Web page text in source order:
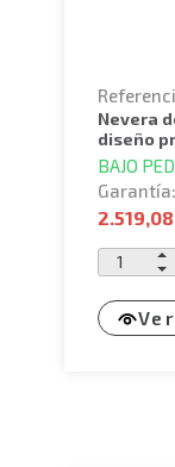
nevera de maduración para carne
diseño
BAJO
Ver